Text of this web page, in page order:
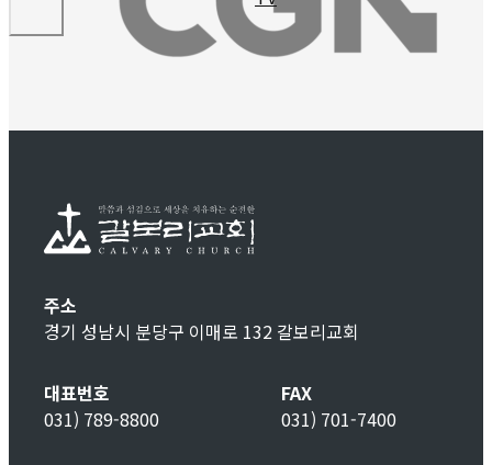
주소
경기 성남시 분당구 이매로 132 갈보리교회
대표번호
031) 789-8800
FAX
031) 701-7400